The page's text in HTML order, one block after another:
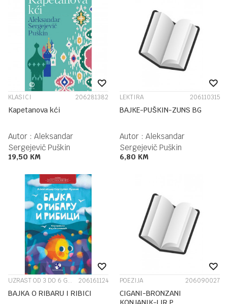
KLASICI 206281382
Kapetanova kći
Autor : Aleksandar
Sergejevič Puškin
19,50 KM
LEKTIRA 206110315
BAJKE-PUŠKIN-ZUNS BG
Autor : Aleksandar
Sergejevič Puškin
6,80 KM
UZRAST OD 3 DO 6 GODINA 206161124
BAJKA O RIBARU I RIBICI
POEZIJA 206090027
CIGANI-BRONZANI